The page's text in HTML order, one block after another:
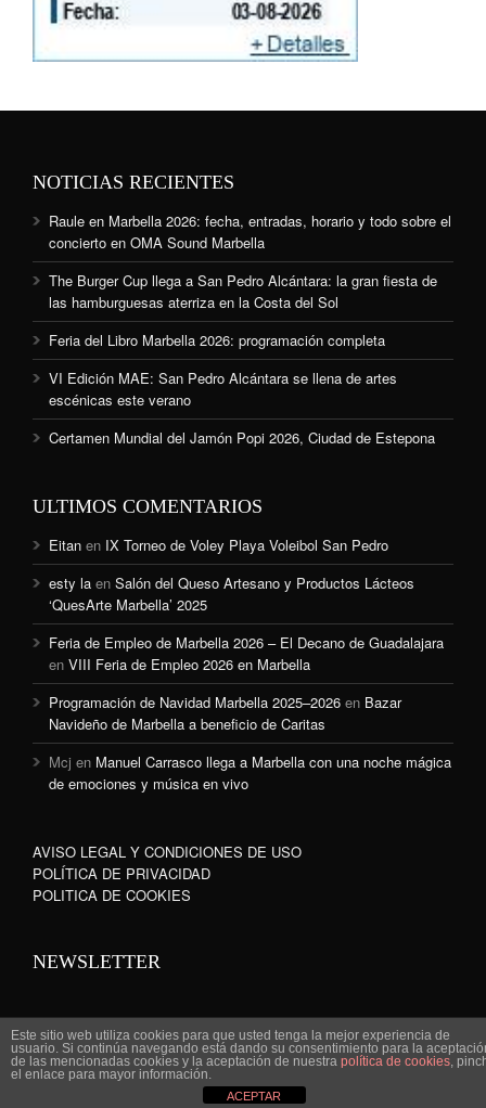
NOTICIAS RECIENTES
Raule en Marbella 2026: fecha, entradas, horario y todo sobre el
concierto en OMA Sound Marbella
The Burger Cup llega a San Pedro Alcántara: la gran fiesta de
las hamburguesas aterriza en la Costa del Sol
Feria del Libro Marbella 2026: programación completa
VI Edición MAE: San Pedro Alcántara se llena de artes
escénicas este verano
Certamen Mundial del Jamón Popi 2026, Ciudad de Estepona
ULTIMOS COMENTARIOS
Eitan en IX Torneo de Voley Playa Voleibol San Pedro
esty la en Salón del Queso Artesano y Productos Lácteos
‘QuesArte Marbella’ 2025
Feria de Empleo de Marbella 2026 – El Decano de Guadalajara
en VIII Feria de Empleo 2026 en Marbella
Programación de Navidad Marbella 2025–2026 en Bazar
Navideño de Marbella a beneficio de Caritas
Mcj en Manuel Carrasco llega a Marbella con una noche mágica
de emociones y música en vivo
AVISO LEGAL Y CONDICIONES DE USO
POLÍTICA DE PRIVACIDAD
POLITICA DE COOKIES
NEWSLETTER
www.marbella-sanpedro.com 2010©
Este sitio web utiliza cookies para que usted tenga la mejor experiencia de
usuario. Si continúa navegando está dando su consentimiento para la
de las mencionadas cookies y la aceptación de nuestra política de cookies,
el enlace para mayor información.
ACEPTAR